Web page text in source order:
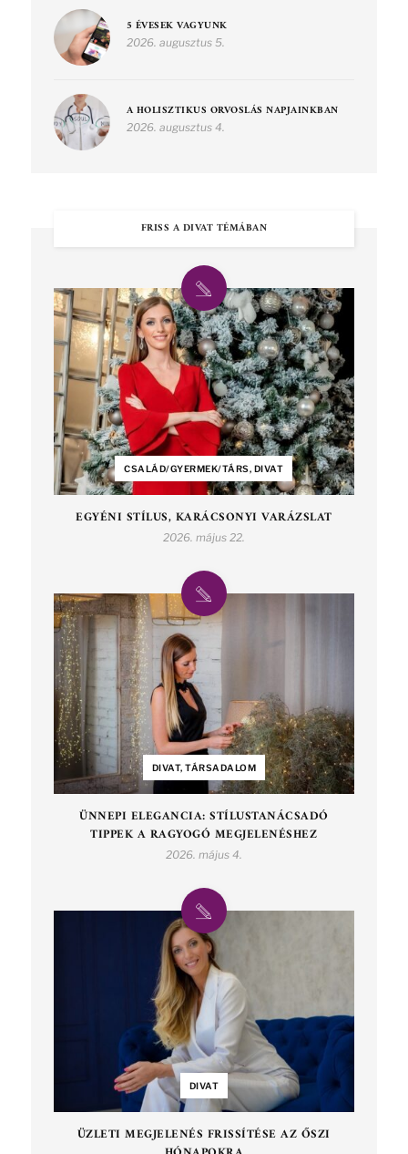
5 ÉVESEK VAGYUNK
2026. augusztus 5.
A HOLISZTIKUS ORVOSLÁS NAPJAINKBAN
2026. augusztus 4.
FRISS A DIVAT TÉMÁBAN
CSALÁD/GYERMEK/TÁRS, DIVAT
EGYÉNI STÍLUS, KARÁCSONYI VARÁZSLAT
2026. május 22.
DIVAT, TÁRSADALOM
ÜNNEPI ELEGANCIA: STÍLUSTANÁCSADÓ
TIPPEK A RAGYOGÓ MEGJELENÉSHEZ
2026. május 4.
DIVAT
ÜZLETI MEGJELENÉS FRISSÍTÉSE AZ ŐSZI